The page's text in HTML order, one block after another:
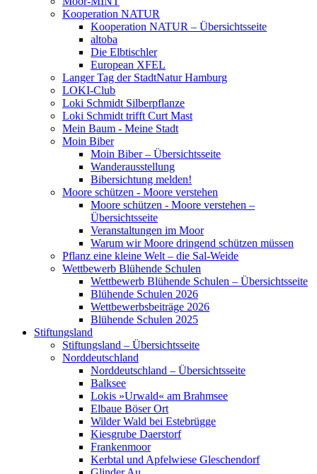
Kooperation NATUR
Kooperation NATUR – Übersichtsseite
altoba
Die Elbtischler
European XFEL
Langer Tag der StadtNatur Hamburg
LOKI-Club
Loki Schmidt Silberpflanze
Loki Schmidt trifft Curt Mast
Mein Baum - Meine Stadt
Moin Biber
Moin Biber – Übersichtsseite
Wanderausstellung
Bibersichtung melden!
Moore schützen - Moore verstehen
Moore schützen - Moore verstehen –
Übersichtsseite
Veranstaltungen im Moor
Warum wir Moore dringend schützen müssen
Pflanz eine kleine Welt – die Sal-Weide
Wettbewerb Blühende Schulen
Wettbewerb Blühende Schulen – Übersichtsseite
Blühende Schulen 2026
Wettbewerbsbeiträge 2026
Blühende Schulen 2025
Stiftungsland
Stiftungsland – Übersichtsseite
Norddeutschland
Norddeutschland – Übersichtsseite
Balksee
Lokis »Urwald« am Brahmsee
Elbaue Böser Ort
Wilder Wald bei Estebrügge
Kiesgrube Daerstorf
Frankenmoor
Kerbtal und Apfelwiese Gleschendorf